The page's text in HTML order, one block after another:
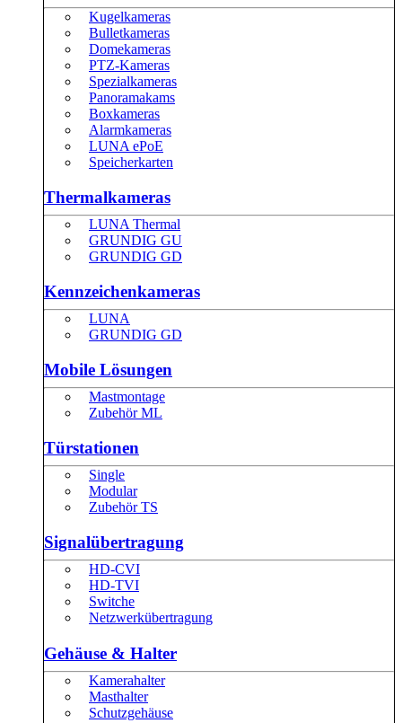
Kugelkameras
Bulletkameras
Domekameras
PTZ-Kameras
Spezialkameras
Panoramakams
Boxkameras
Alarmkameras
LUNA ePoE
Speicherkarten
Thermalkameras
LUNA Thermal
GRUNDIG GU
GRUNDIG GD
Kennzeichenkameras
LUNA
GRUNDIG GD
Mobile Lösungen
Mastmontage
Zubehör ML
Türstationen
Single
Modular
Zubehör TS
Signalübertragung
HD-CVI
HD-TVI
Switche
Netzwerkübertragung
Gehäuse & Halter
Kamerahalter
Masthalter
Schutzgehäuse